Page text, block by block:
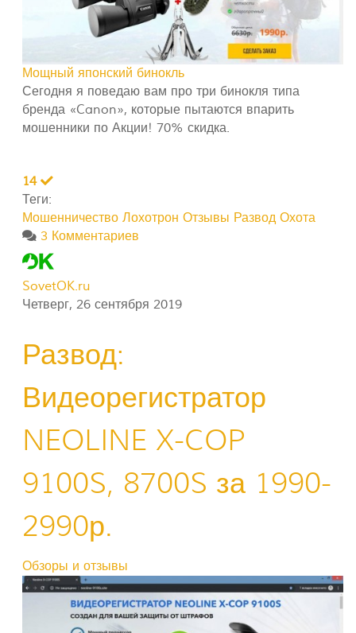
Мощный японский бинокль
Сегодня я поведаю вам про три бинокля типа
бренда «Canon», которые пытаются впарить
мошенники по Акции! 70% скидка.
14
Теги:
Мошенничество Лохотрон Отзывы Развод Охота
3 Комментариев
SovetOK.ru
Четверг, 26 сентября 2019
Развод:
Видеорегистратор
NEOLINE X-COP
9100S, 8700S за 1990-
2990р.
Обзоры и отзывы